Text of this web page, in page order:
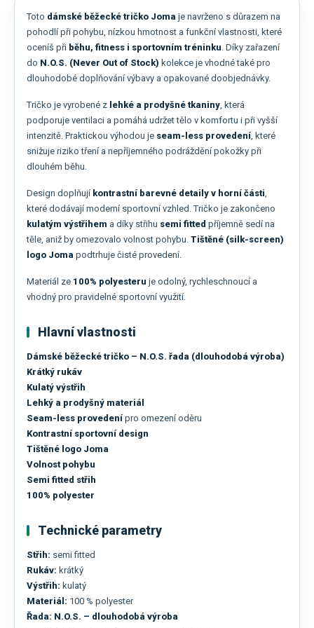
Toto dámské běžecké tričko Joma je navrženo s důrazem na
pohodlí při pohybu, nízkou hmotnost a funkční vlastnosti, které
oceníš při běhu, fitness i sportovním tréninku. Díky zařazení
do N.O.S. (Never Out of Stock) kolekce je vhodné také pro
dlouhodobé doplňování výbavy a opakované doobjednávky.
Tričko je vyrobené z lehké a prodyšné tkaniny, která
podporuje ventilaci a pomáhá udržet tělo v komfortu i při vyšší
intenzitě. Praktickou výhodou je seam-less provedení, které
snižuje riziko tření a nepříjemného podráždění pokožky při
dlouhém běhu.
Design doplňují kontrastní barevné detaily v horní části,
které dodávají moderní sportovní vzhled. Tričko je zakončeno
kulatým výstřihem a díky střihu semi fitted příjemně sedí na
těle, aniž by omezovalo volnost pohybu. Tištěné (silk-screen)
logo Joma podtrhuje čisté provedení.
Materiál ze 100% polyesteru je odolný, rychleschnoucí a
vhodný pro pravidelné sportovní využití.
Hlavní vlastnosti
Dámské běžecké tričko – N.O.S. řada (dlouhodobá výroba)
Krátký rukáv
Kulatý výstřih
Lehký a prodyšný materiál
Seam-less provedení pro omezení oděru
Kontrastní sportovní design
Tištěné logo Joma
Volnost pohybu
Semi fitted střih
100% polyester
Technické parametry
Střih: semi fitted
Rukáv: krátký
Výstřih: kulatý
Materiál: 100 % polyester
Řada: N.O.S. – dlouhodobá výroba